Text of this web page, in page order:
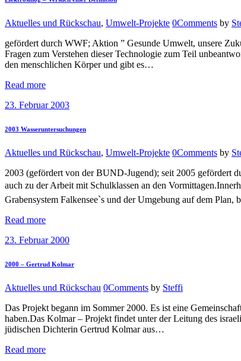
Aktuelles und Rückschau, Umwelt-Projekte 0Comments by
gefördert durch WWF; Aktion ” Gesunde Umwelt, unsere
Fragen zum Verstehen dieser Technologie zum Teil
den menschlichen Körper und gibt es…
Read more
23. Februar 2003
2003 Wasseruntersuchungen
Aktuelles und Rückschau, Umwelt-Projekte 0Comments by
2003 (gefördert von der BUND-Jugend); seit 2005 gefördert
auch zu der Arbeit mit Schulklassen an den
Grabensystem Falkensee`s und der Umgebung auf dem Plan,
Read more
23. Februar 2000
2000 – Gertrud Kolmar
Aktuelles und Rückschau 0Comments by Steffi
Das Projekt begann im Sommer 2000. Es ist eine
haben.Das Kolmar – Projekt findet unter der Leitung des
jüdischen Dichterin Gertrud Kolmar aus…
Read more